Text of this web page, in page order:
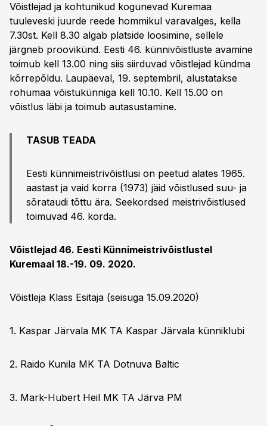
Võistlejad ja kohtunikud kogunevad Kuremaa
tuuleveski juurde reede hommikul varavalges, kella
7.30st. Kell 8.30 algab platside loosimine, sellele
järgneb proovikünd. Eesti 46. künnivõistluste avamine
toimub kell 13.00 ning siis siirduvad võistlejad kündma
kõrrepõldu. Laupäeval, 19. septembril, alustatakse
rohumaa võistukünniga kell 10.10. Kell 15.00 on
võistlus läbi ja toimub autasustamine.
TASUB TEADA
Eesti künnimeistrivõistlusi on peetud alates 1965.
aastast ja vaid korra (1973) jäid võistlused suu- ja
sõrataudi tõttu ära. Seekordsed meistrivõistlused
toimuvad 46. korda.
Võistlejad 46. Eesti Künnimeistrivõistlustel
Kuremaal 18.-19. 09. 2020.
Võistleja Klass Esitaja (seisuga 15.09.2020)
1. Kaspar Järvala MK TA Kaspar Järvala künniklubi
2. Raido Kunila MK TA Dotnuva Baltic
3. Mark-Hubert Heil MK TA Järva PM